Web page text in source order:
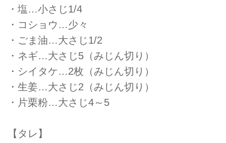
・塩…小さじ1/4
・コショウ…少々
・ごま油…大さじ1/2
・ネギ…大さじ5（みじん切り）
・シイタケ…2枚（みじん切り）
・生姜…大さじ2（みじん切り）
・片栗粉…大さじ4～5
【タレ】